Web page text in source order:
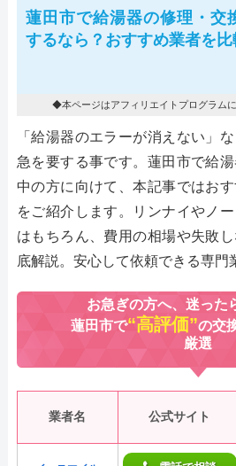
蓮田市で給湯器の修理・交
するなら？おすすめ業者を比
◆本ページはアフィリエイトプログラムに
「給湯器のエラーが消えない」
急を要する事です。蓮田市で給
中の方に向けて、本記事ではお
をご紹介します。リンナイやノ
はもちろん、費用の相場や失敗
底解説。安心して依頼できる専門
お急ぎの方へ、迷った
蓮田市で“高評価”の交
厳選
業者名 公式サイト